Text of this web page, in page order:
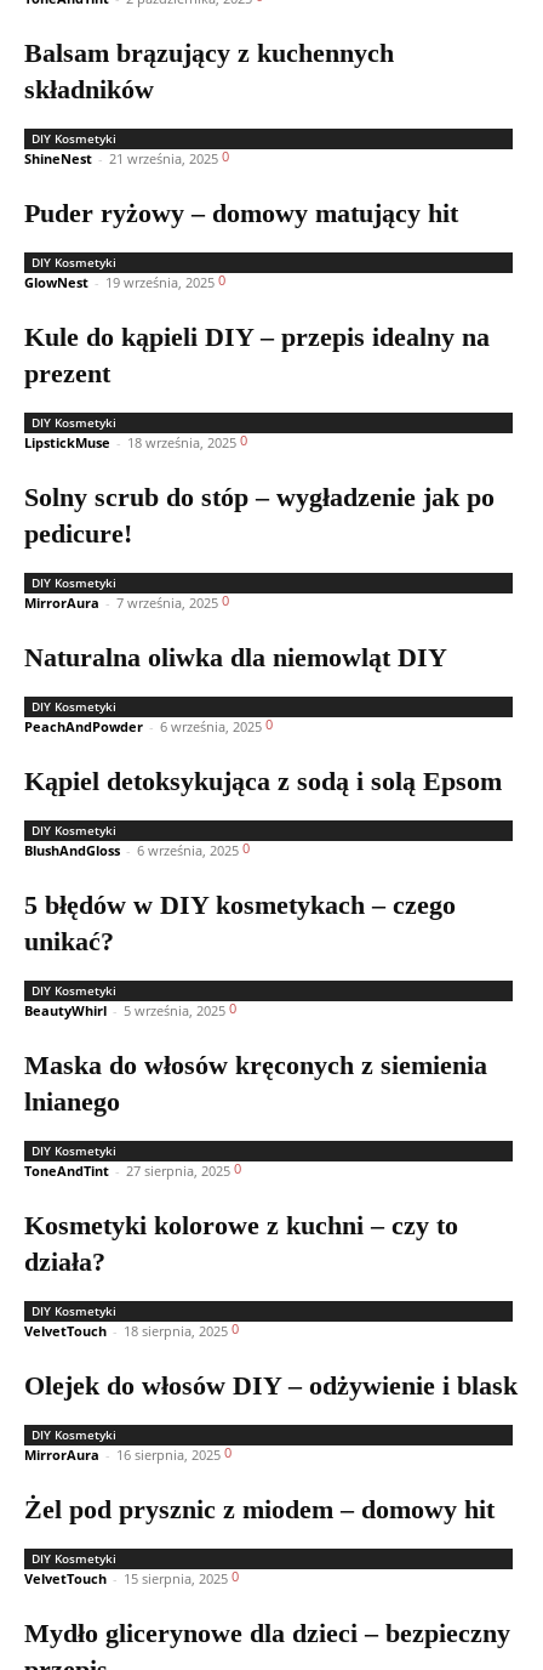
Balsam brązujący z kuchennych
składników
DIY Kosmetyki
ShineNest - 21 września, 2025 0
Puder ryżowy – domowy matujący hit
DIY Kosmetyki
GlowNest - 19 września, 2025 0
Kule do kąpieli DIY – przepis idealny na
prezent
DIY Kosmetyki
LipstickMuse - 18 września, 2025 0
Solny scrub do stóp – wygładzenie jak po
pedicure!
DIY Kosmetyki
MirrorAura - 7 września, 2025 0
Naturalna oliwka dla niemowląt DIY
DIY Kosmetyki
PeachAndPowder - 6 września, 2025 0
Kąpiel detoksykująca z sodą i solą Epsom
DIY Kosmetyki
BlushAndGloss - 6 września, 2025 0
5 błędów w DIY kosmetykach – czego
unikać?
DIY Kosmetyki
BeautyWhirl - 5 września, 2025 0
Maska do włosów kręconych z siemienia
lnianego
DIY Kosmetyki
ToneAndTint - 27 sierpnia, 2025 0
Kosmetyki kolorowe z kuchni – czy to
działa?
DIY Kosmetyki
VelvetTouch - 18 sierpnia, 2025 0
Olejek do włosów DIY – odżywienie i blask
DIY Kosmetyki
MirrorAura - 16 sierpnia, 2025 0
Żel pod prysznic z miodem – domowy hit
DIY Kosmetyki
VelvetTouch - 15 sierpnia, 2025 0
Mydło glicerynowe dla dzieci – bezpieczny